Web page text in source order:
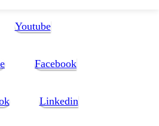
Youtube
Facebook
Linkedin